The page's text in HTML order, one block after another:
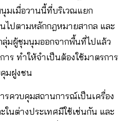
มเมื่อวานนี้ที่บริเวณแยก
ไปตามหลักกฎหมายสากล และ
ลุ่มผู้ชุมนุมออกจากพื้นที่ไปแล้ว
ร ทำให้จำเป็นต้องใช้มาตรการ
มฝูงชน
รควบคุมสถานการณ์เป็นเครื่อง
นต่างประเทศมีใช้เช่นกัน และ